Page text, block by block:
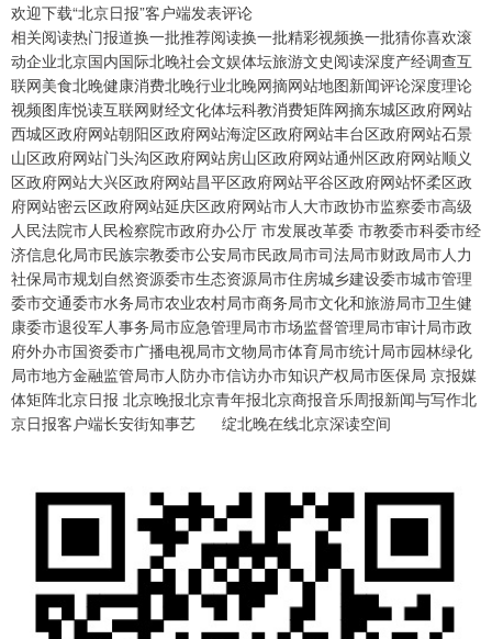
欢迎下载“北京日报”客户端发表评论
相关阅读热门报道换一批推荐阅读换一批精彩视频换一批猜你喜欢滚
动企业北京国内国际北晚社会文娱体坛旅游文史阅读深度产经调查互
联网美食北晚健康消费北晚行业北晚网摘网站地图新闻评论深度理论
视频图库悦读互联网财经文化体坛科教消费矩阵网摘东城区政府网站
西城区政府网站朝阳区政府网站海淀区政府网站丰台区政府网站石景
山区政府网站门头沟区政府网站房山区政府网站通州区政府网站顺义
区政府网站大兴区政府网站昌平区政府网站平谷区政府网站怀柔区政
府网站密云区政府网站延庆区政府网站市人大市政协市监察委市高级
人民法院市人民检察院市政府办公厅 市发展改革委 市教委市科委市经
济信息化局市民族宗教委市公安局市民政局市司法局市财政局市人力
社保局市规划自然资源委市生态资源局市住房城乡建设委市城市管理
委市交通委市水务局市农业农村局市商务局市文化和旅游局市卫生健
康委市退役军人事务局市应急管理局市市场监督管理局市审计局市政
府外办市国资委市广播电视局市文物局市体育局市统计局市园林绿化
局市地方金融监管局市人防办市信访办市知识产权局市医保局 京报媒
体矩阵北京日报 北京晚报北京青年报北京商报音乐周报新闻与写作北
京日报客户端长安街知事艺 绽北晚在线北京深读空间